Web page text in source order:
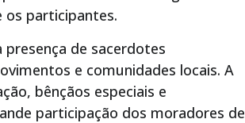
participantes.
de sacerdotes
e comunidades locais. A
bênçãos especiais e
participação dos moradores de